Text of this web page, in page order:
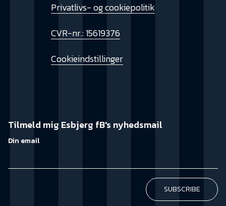
Privatlivs- og cookiepolitik
CVR-nr.: 15619376
Cookieindstillinger
Tilmeld mig Esbjerg fB's nyhedsmail
Din email